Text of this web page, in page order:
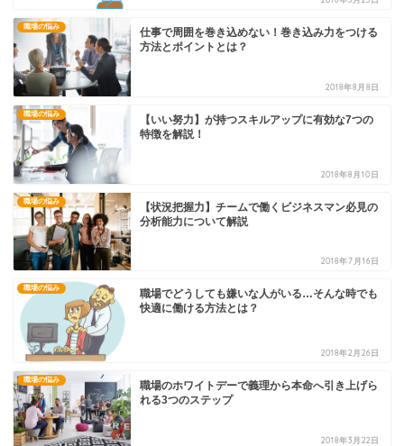
職場の悩み
仕事で周囲を巻き込めない！巻き込み力をつける
方法とポイントとは？
2018年8月8日
職場の悩み
【いい努力】が持つスキルアップに有効な7つの
特徴を解説！
2018年8月10日
職場の悩み
【状況把握力】チームで働くビジネスマン必見の
分析能力について解説
2018年7月16日
職場の悩み
職場でどうしても嫌いな人がいる…そんな時でも
快適に働ける方法とは？
2018年2月26日
職場の悩み
職場のホワイトデーで義理から本命へ引き上げら
れる3つのステップ
2018年3月22日